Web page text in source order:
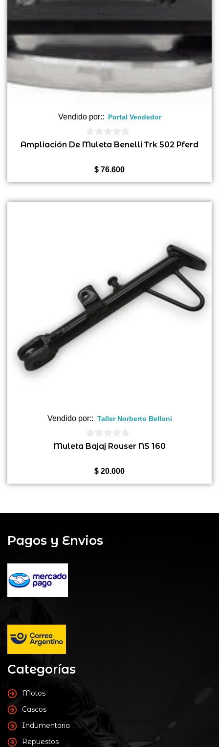
Vendido por:: Portal Vendedor
0
Ampliación De Muleta Benelli Trk 502 Pferd
$ 76.600
Vendido por:: Taller Norberto Belloni
0
Muleta Bajaj Rouser NS 160
$ 20.000
Pagos y Envios
Categorías
Motos
Cascos
Indumentaria
Repuestos